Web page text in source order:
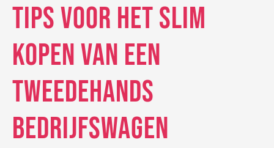
Tips voor het Slim
Kopen van een
Tweedehands
Bedrijfswagen